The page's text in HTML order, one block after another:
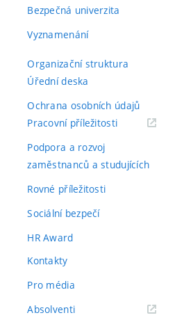
Bezpečná univerzita
Vyznamenání
Organizační struktura
Úřední deska
Ochrana osobních údajů
Pracovní příležitosti(externí
Podpora a rozvoj
zaměstnanců a studujících
Rovné příležitosti
Sociální bezpečí
HR Award
Kontakty
Pro média
Absolventi(externí